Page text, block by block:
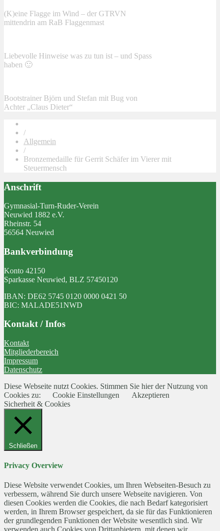
(K)eine Flagge im Wind – der GTRVN
mittendrin am RaB Flaggenmast
Liebevolle Hinweise was zu tun ist – und Spass
haben 🙂
Bootstrainer Björn und Stefan mit Bug von
Achter „Claus Dieter“
/
Allgemein
/
Bronzemedaille für Gerrit Schäfer im Vierer mit
Steuermensch
Anschrift
Gymnasial-Turn-Ruder-Verein
Neuwied 1882 e.V.
Rheinstr. 54
56564 Neuwied
Bankverbindung
Konto 42150
Sparkasse Neuwied, BLZ 57450120
IBAN: DE62 5745 0120 0000 0421 50
BIC: MALADE51NWD
Kontakt / Infos
Kontakt
Mitgliederbereich
Impressum
Datenschutz
Diese Webseite nutzt Cookies. Stimmen Sie hier der Nutzung von
Cookies zu:
Cookie Einstellungen
Akzeptieren
Sicherheit & Cookies
Schließen
Privacy Overview
Diese Website verwendet Cookies, um Ihren Webseiten-Besuch zu
verbessern, während Sie durch unsere Webseite navigieren. Von
diesen Cookies werden die Cookies, die nach Bedarf kategorisiert
werden, in Ihrem Browser gespeichert, da sie für das Funktionieren
der grundlegenden Funktionen der Website wesentlich sind. Wir
verwenden auch Cookies von Drittanbietern, mit denen wir